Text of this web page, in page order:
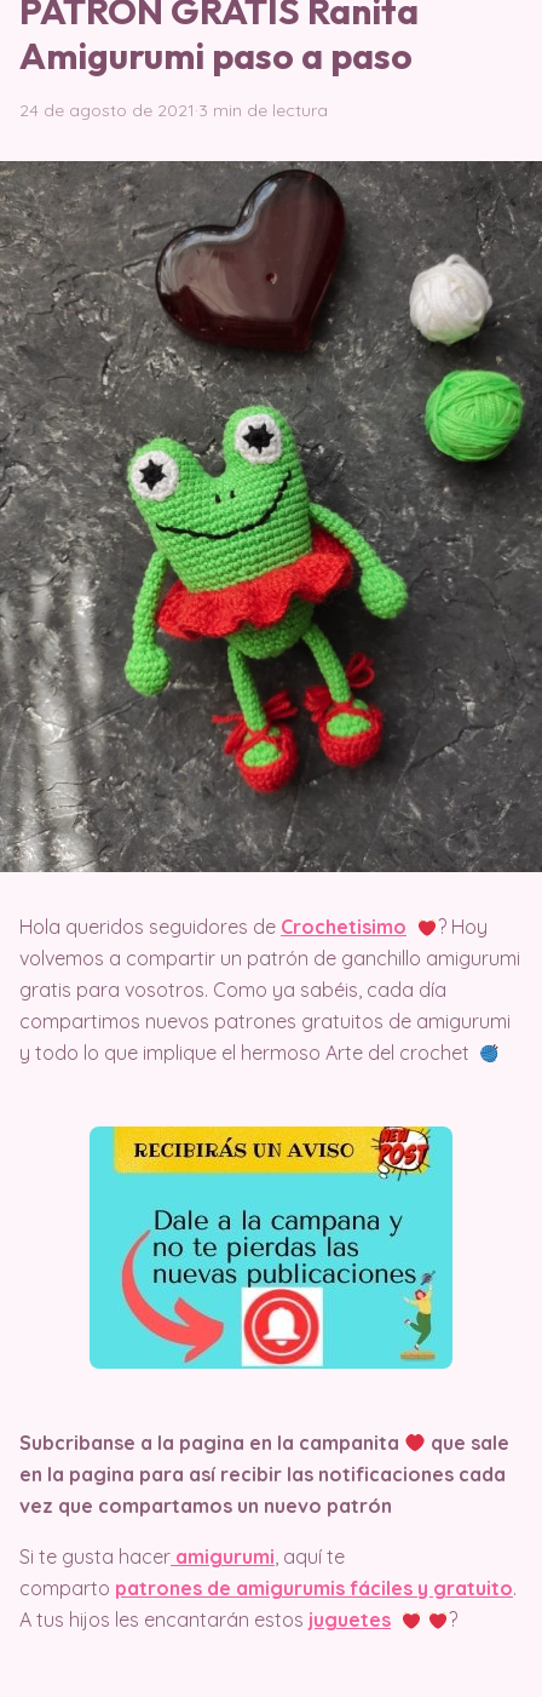
PATRÓN GRATIS Ranita
Amigurumi paso a paso
24 de agosto de 2021·3 min de lectura
Hola queridos seguidores de Crochetisimo
? Hoy
volvemos a compartir un patrón de ganchillo amigurumi
gratis para vosotros. Como ya sabéis, cada día
compartimos nuevos patrones gratuitos de amigurumi
y todo lo que implique el hermoso Arte del crochet
Subcribanse a la pagina en la campanita
que sale
en la pagina para así recibir las notificaciones cada
vez que compartamos un nuevo patrón
Si te gusta hacer amigurumi, aquí te
comparto patrones de amigurumis fáciles y gratuito.
A tus hijos les encantarán estos juguetes ?